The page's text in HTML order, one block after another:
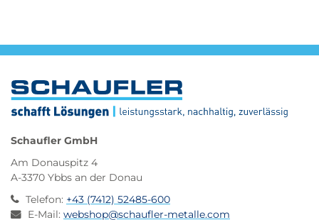
Schaufler GmbH
Am Donauspitz 4
A-3370 Ybbs an der Donau
Telefon: +43 (7412) 52485-600
E-Mail: webshop@schaufler-metalle.com